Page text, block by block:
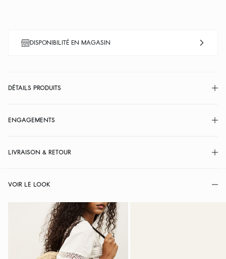
DISPONIBILITÉ EN MAGASIN
DÉTAILS PRODUITS
ENGAGEMENTS
LIVRAISON & RETOUR
VOIR LE LOOK